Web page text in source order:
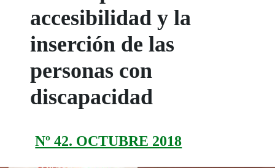
accesibilidad y la
inserción de las
personas con
discapacidad
Nº 42. OCTUBRE 2018